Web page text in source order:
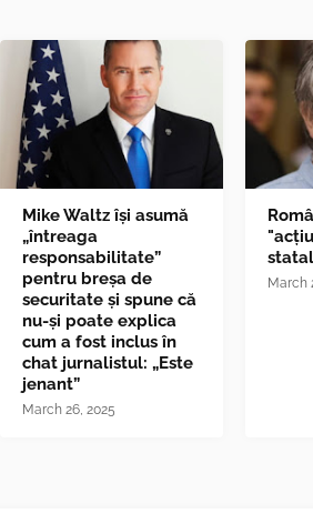
Mike Waltz îşi asumă
„întreaga
responsabilitate”
pentru breşa de
securitate și spune că
nu-și poate explica
cum a fost inclus în
chat jurnalistul: „Este
jenant”
March 26, 2025
March